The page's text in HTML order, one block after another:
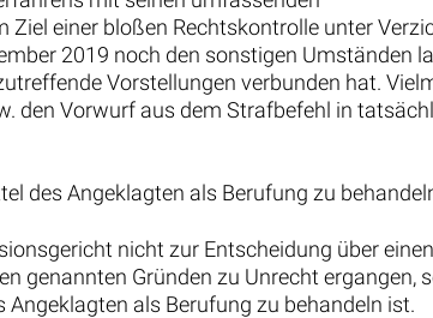
einer bloßen Rechtskontrolle unter
2019 noch den sonstigen Umständen
Vorstellungen verbunden hat.
den Vorwurf aus dem Strafbefehl in
des Angeklagten als Berufung zu
nicht zur Entscheidung über
genannten Gründen zu Unrecht ergangen,
als Berufung zu behandeln ist.